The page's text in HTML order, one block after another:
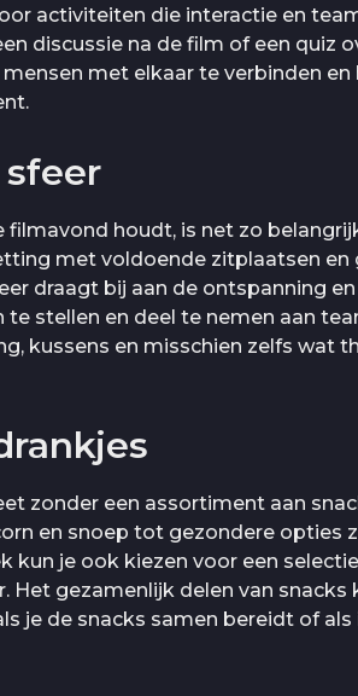
activiteiten die interactie en
discussie na de film of een quiz
met elkaar te verbinden en
sfeer
filmavond houdt, is net zo
met voldoende zitplaatsen en
draagt bij aan de ontspanning
te stellen en deel te nemen aan
kussens en misschien zelfs wat
zonder een assortiment aan
en snoep tot gezondere opties
kun je ook kiezen voor een
Het gezamenlijk delen van snacks
je de snacks samen bereidt of als